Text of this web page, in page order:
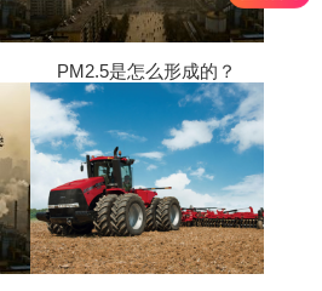
PM2.5是怎么形成的？